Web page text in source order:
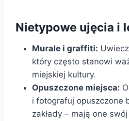
Nietypowe ujęcia i
Murale i graffiti:
który często stanowi
miejskiej kultury.
Opuszczone miejsca:
i fotografuj opuszczone
zakłady – mają one